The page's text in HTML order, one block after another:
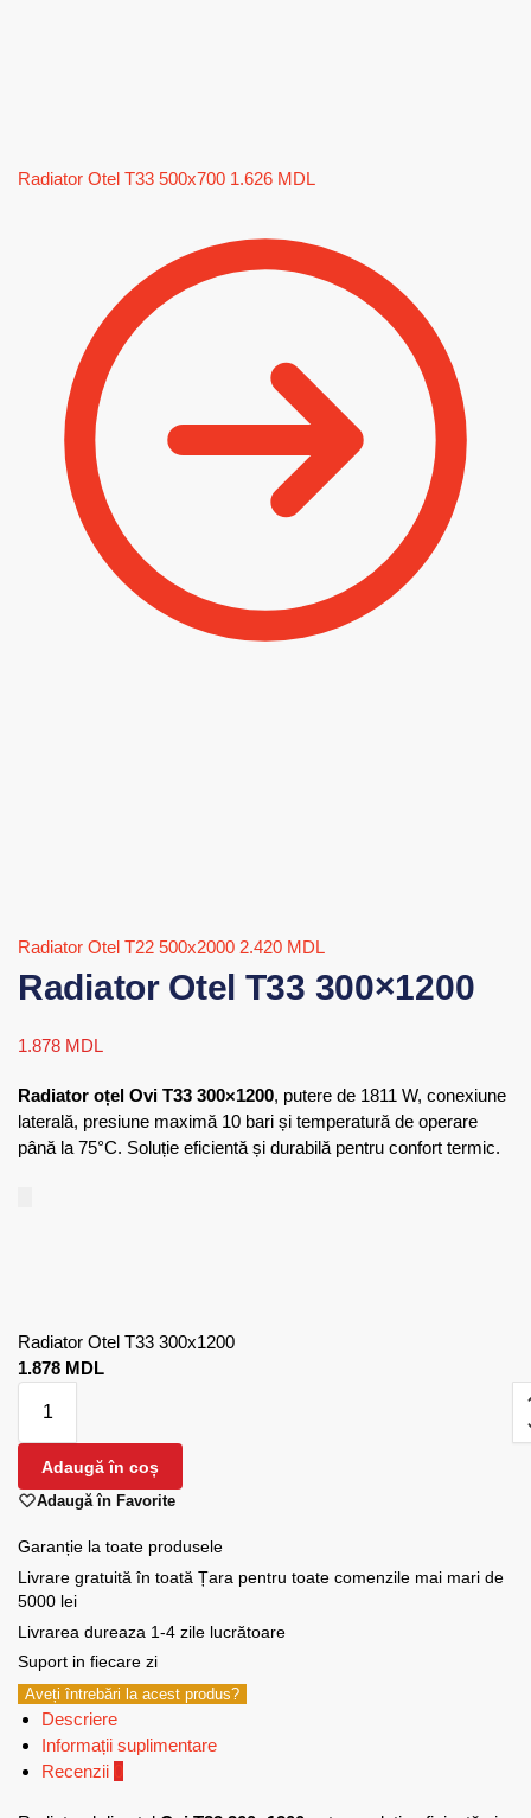
Radiator Otel T33 500x700 1.626 MDL
Radiator Otel T22 500x2000 2.420 MDL
Radiator Otel T33 300×1200
1.878 MDL
Radiator oțel Ovi T33 300×1200, putere de 1811 W, conexiune
laterală, presiune maximă 10 bari și temperatură de operare
până la 75°C. Soluție eficientă și durabilă pentru confort termic.
Radiator Otel T33 300x1200
1.878 MDL
Adaugă în coș
Adaugă în Favorite
Garanție la toate produsele
Livrare gratuită în toată Țara pentru toate comenzile mai mari de
5000 lei
Livrarea dureaza 1-4 zile lucrătoare
Suport in fiecare zi
Aveți întrebări la acest produs?
Descriere
Informații suplimentare
Recenzii